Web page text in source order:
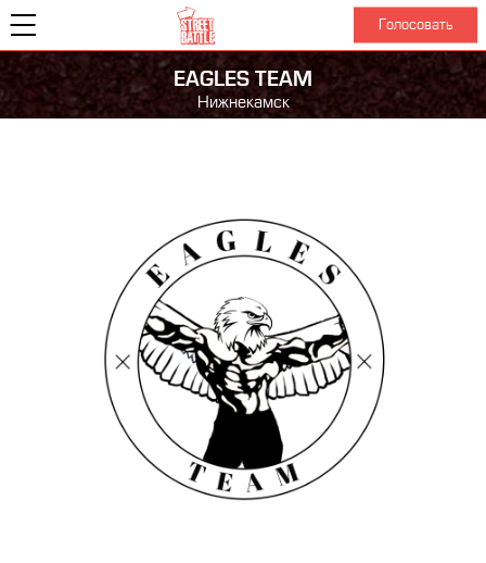
Голосовать
EAGLES TEAM
Нижнекамск